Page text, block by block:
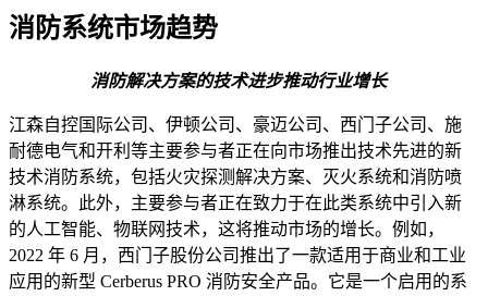
消防系统市场趋势
消防解决方案的技术进步推动行业增长
江森自控国际公司、伊顿公司、豪迈公司、西门子公司、施
耐德电气和开利等主要参与者正在向市场推出技术先进的新
技术消防系统，包括火灾探测解决方案、灭火系统和消防喷
淋系统。此外，主要参与者正在致力于在此类系统中引入新
的人工智能、物联网技术，这将推动市场的增长。例如，
2022 年 6 月，西门子股份公司推出了一款适用于商业和工业
应用的新型 Cerberus PRO 消防安全产品。它是一个启用的系